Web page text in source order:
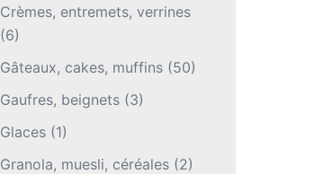
Crèmes, entremets, verrines
(6)
Gâteaux, cakes, muffins(50)
Gaufres, beignets(3)
Glaces(1)
Granola, muesli, céréales(2)